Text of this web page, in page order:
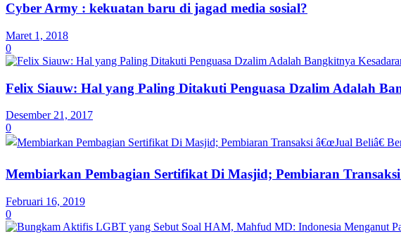
Cyber Army : kekuatan baru di jagad media sosial?
Maret 1, 2018
0
Felix Siauw: Hal yang Paling Ditakuti Penguasa Dzalim Adalah
Desember 21, 2017
0
Membiarkan Pembagian Sertifikat Di Masjid; Pembiaran
Februari 16, 2019
0